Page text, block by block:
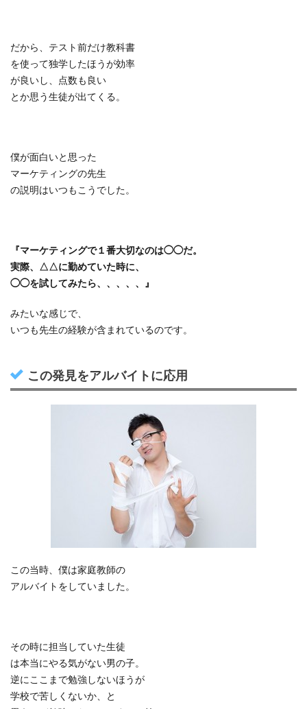
だから、テスト前だけ教科書
を使って独学したほうが効率
が良いし、点数も良い
とか思う生徒が出てくる。
僕が面白いと思った
マーケティングの先生
の説明はいつもこうでした。
『マーケティングで１番大切なのは◯◯だ。
実際、△△に勤めていた時に、
◯◯を試してみたら、、、、、』
みたいな感じで、
いつも先生の経験が含まれているのです。
この発見をアルバイトに応用
この当時、僕は家庭教師の
アルバイトをしていました。
その時に担当していた生徒
は本当にやる気がない男の子。
逆にここまで勉強しないほうが
学校で苦しくないか、と